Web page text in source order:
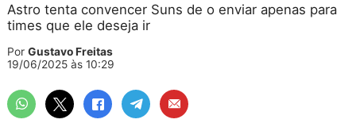
Astro tenta convencer Suns de o enviar apenas para
times que ele deseja ir
Por Gustavo Freitas
19/06/2025 às 10:29